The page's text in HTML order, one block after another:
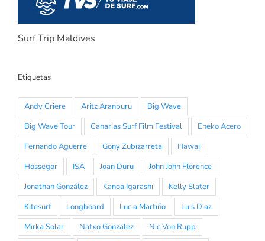
Surf Trip Maldives
Etiquetas
Andy Criere Aritz Aranburu
Big Wave
Big Wave Tour
Canarias Surf Film Festival
Eneko Acero
Fernando Aguerre
Gony Zubizarreta
Hawai
Hossegor
ISA Joan Duru
John John Florence
Jonathan González
Kanoa Igarashi
Kelly Slater
Kitesurf
Longboard Lucia Martiño
Luis Diaz
Mirka Solar
Natxo Gonzalez
Nic Von Rupp